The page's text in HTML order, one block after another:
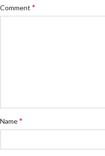
Comment *
Name*